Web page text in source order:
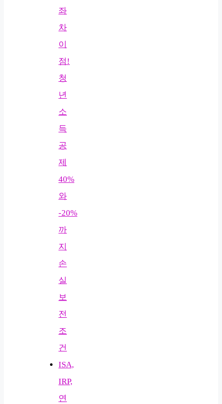
좌
차
이
점!
청
년
소
득
공
제
40%
와
-20%
까
지
손
실
보
전
조
건
ISA,
IRP,
연